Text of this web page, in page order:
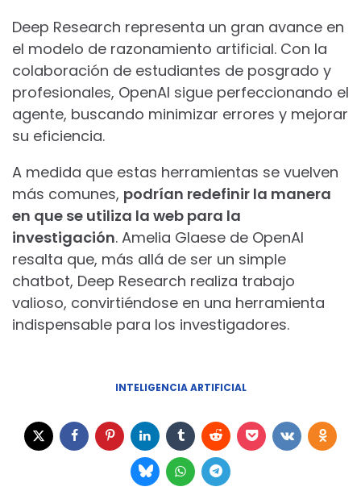
Deep Research representa un gran avance en
el modelo de razonamiento artificial. Con la
colaboración de estudiantes de posgrado y
profesionales, OpenAI sigue perfeccionando el
agente, buscando minimizar errores y mejorar
su eficiencia.
A medida que estas herramientas se vuelven
más comunes, podrían redefinir la manera
en que se utiliza la web para la
investigación. Amelia Glaese de OpenAI
resalta que, más allá de ser un simple
chatbot, Deep Research realiza trabajo
valioso, convirtiéndose en una herramienta
indispensable para los investigadores.
INTELIGENCIA ARTIFICIAL